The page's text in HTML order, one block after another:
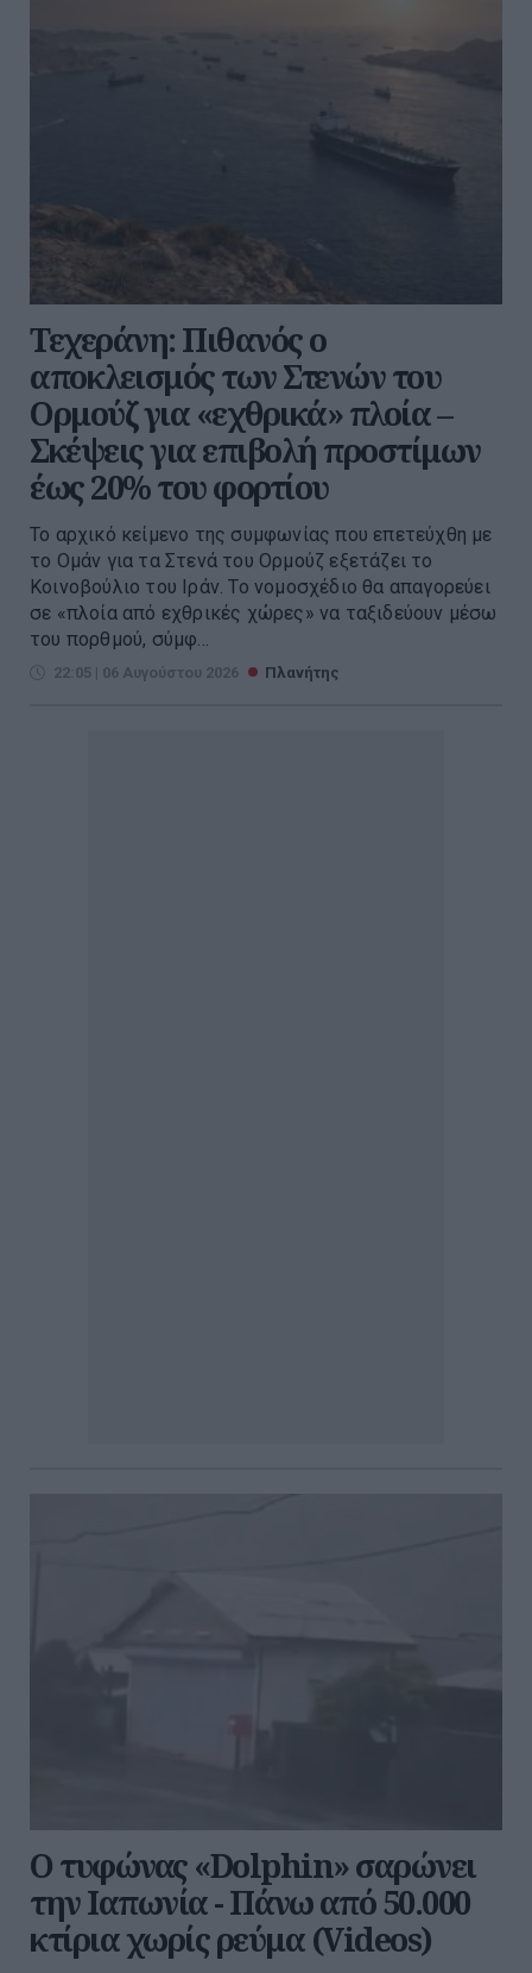
Τεχεράνη: Πιθανός ο
αποκλεισμός των Στενών του
Ορμούζ για «εχθρικά» πλοία –
Σκέψεις για επιβολή προστίμων
έως 20% του φορτίου
Το αρχικό κείμενο της συμφωνίας που επετεύχθη με
το Ομάν για τα Στενά του Ορμούζ εξετάζει το
Κοινοβούλιο του Ιράν. Το νομοσχέδιο θα απαγορεύει
σε «πλοία από εχθρικές χώρες» να ταξιδεύουν μέσω
του πορθμού, σύμφ...
22:05 | 06 Αυγούστου 2026 Πλανήτης
Ο τυφώνας «Dolphin» σαρώνει
την Ιαπωνία - Πάνω από 50.000
κτίρια χωρίς ρεύμα (Videos)